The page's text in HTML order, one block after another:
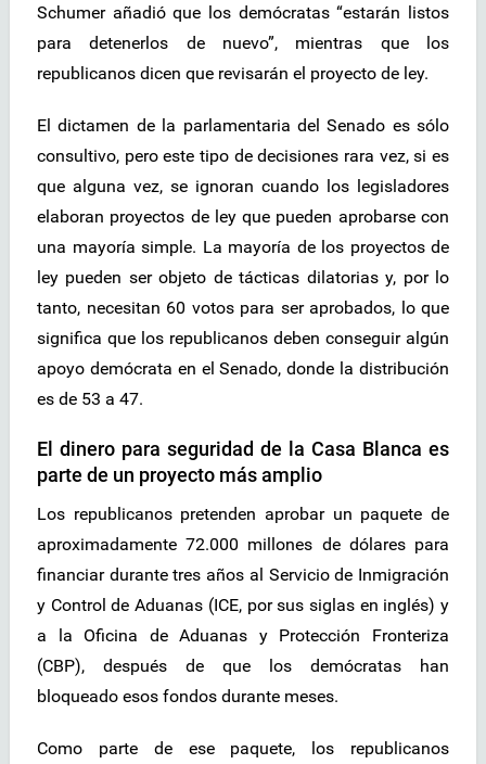
Schumer añadió que los demócratas “estarán listos
para detenerlos de nuevo”, mientras que los
republicanos dicen que revisarán el proyecto de ley.
El dictamen de la parlamentaria del Senado es sólo
consultivo, pero este tipo de decisiones rara vez, si es
que alguna vez, se ignoran cuando los legisladores
elaboran proyectos de ley que pueden aprobarse con
una mayoría simple. La mayoría de los proyectos de
ley pueden ser objeto de tácticas dilatorias y, por lo
tanto, necesitan 60 votos para ser aprobados, lo que
significa que los republicanos deben conseguir algún
apoyo demócrata en el Senado, donde la distribución
es de 53 a 47.
El dinero para seguridad de la Casa Blanca es
parte de un proyecto más amplio
Los republicanos pretenden aprobar un paquete de
aproximadamente 72.000 millones de dólares para
financiar durante tres años al Servicio de Inmigración
y Control de Aduanas (ICE, por sus siglas en inglés) y
a la Oficina de Aduanas y Protección Fronteriza
(CBP), después de que los demócratas han
bloqueado esos fondos durante meses.
Como parte de ese paquete, los republicanos